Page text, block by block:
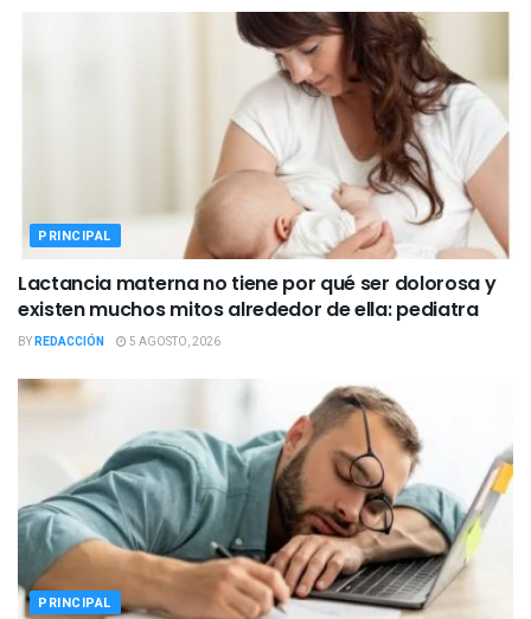
PRINCIPAL
Lactancia materna no tiene por qué ser dolorosa y
existen muchos mitos alrededor de ella: pediatra
BYREDACCIÓN 5 AGOSTO, 2026
PRINCIPAL